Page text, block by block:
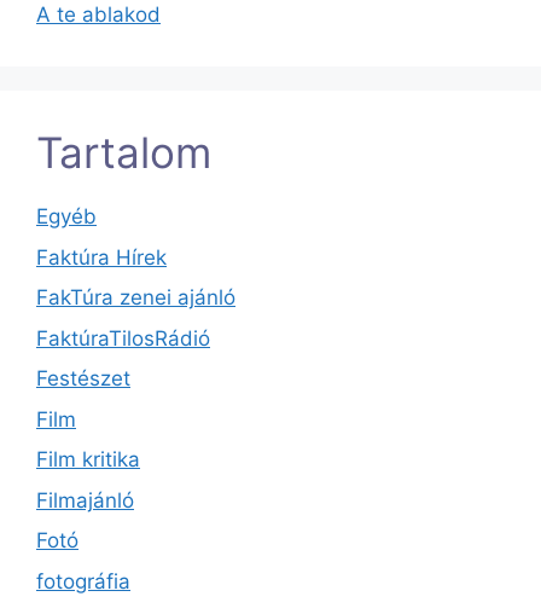
A te ablakod
Tartalom
Egyéb
Faktúra Hírek
FakTúra zenei ajánló
FaktúraTilosRádió
Festészet
Film
Film kritika
Filmajánló
Fotó
fotográfia